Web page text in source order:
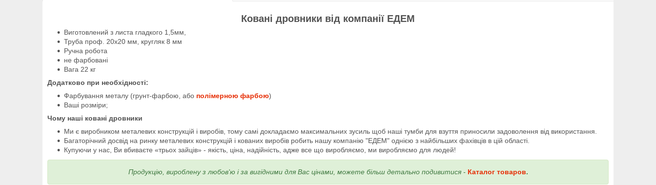
Ковані дровники від компанії ЕДЕМ
Виготовлений з листа гладкого 1,5мм,
Труба проф. 20х20 мм, кругляк 8 мм
Ручна робота
не фарбовані
Вага 22 кг
Додатково при необхідності:
Фарбування металу (грунт-фарбою, або полімерною фарбою)
Ваші розміри;
Чому наші ковані дровники
Ми є виробником металевих конструкцій і виробів, тому самі докладаємо максимальних зусиль щоб наші тумби для взуття приносили задоволення від використання.
Багаторічний досвід на ринку металевих конструкцій і кованих виробів робить нашу компанію "ЕДЕМ" однією з найбільших фахівців в цій області.
Купуючи у нас, Ви вбиваєте «трьох зайців» - якість, ціна, надійність, адже все що виробляємо, ми виробляємо для людей!
Продукцію, вироблену з любов'ю і за вигідними для Вас цінами, можете більш детально подивитися - Каталог товаров.